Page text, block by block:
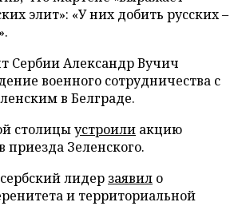
элит»: «У них добить русских –
Сербии Александр Вучич
военного сотрудничества с
в Белграде.
столицыустроили акцию
приезда Зеленского.
лидер заявил о
и территориальной